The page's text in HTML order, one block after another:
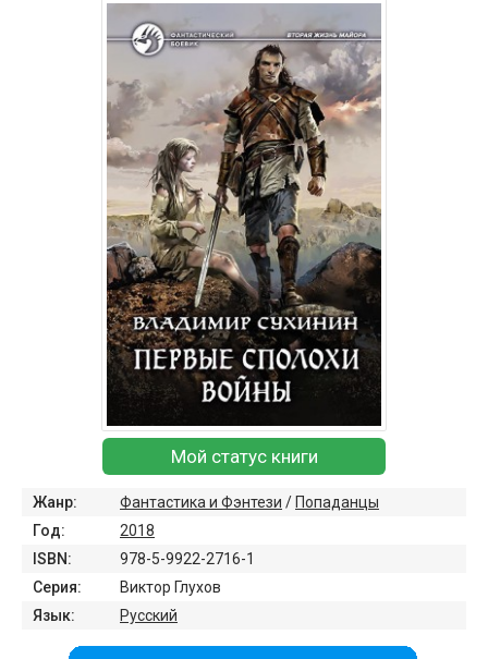
Мой статус книги
Жанр: Фантастика и Фэнтези / Попаданцы
Год:
2018
ISBN:
978-5-9922-2716-1
Серия:
Виктор Глухов
Язык:
Русский